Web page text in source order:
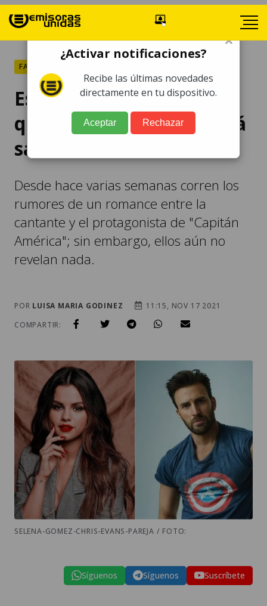
FARÁNDULA
Esta prueba confirmaría
que Selena Gomez sí está
saliendo con Chris Evans
Desde hace varias semanas corren los
rumores de un romance entre la
cantante y el protagonista de "Capitán
América"; sin embargo, ellos aún no
revelan nada.
POR LUISA MARIA GODINEZ
11:15, NOV 17 2021
COMPARTIR:
SELENA-GOMEZ-CHRIS-EVANS-PAREJA / FOTO:
Síguenos Síguenos Suscríbete
×
¿Activar notificaciones?
Recibe las últimas novedades
directamente en tu dispositivo.
Aceptar Rechazar